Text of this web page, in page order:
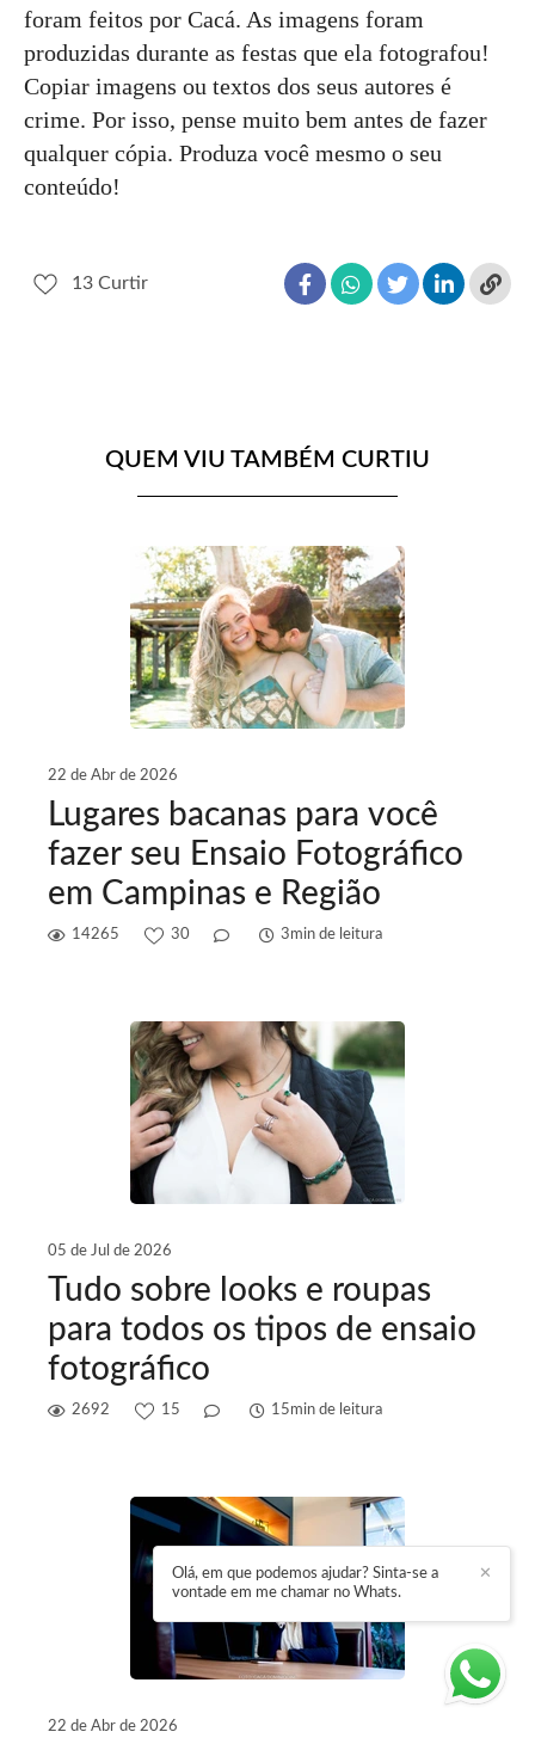
foram feitos por Cacá. As imagens foram
produzidas durante as festas que ela fotografou!
Copiar imagens ou textos dos seus autores é
crime. Por isso, pense muito bem antes de fazer
qualquer cópia. Produza você mesmo o seu
conteúdo!
13 Curtir
QUEM VIU TAMBÉM CURTIU
22 de Abr de 2026
Lugares bacanas para você
fazer seu Ensaio Fotográfico
em Campinas e Região
14265 30 3min de leitura
05 de Jul de 2026
Tudo sobre looks e roupas
para todos os tipos de ensaio
fotográfico
2692 15 15min de leitura
22 de Abr de 2026
✕
Olá, em que podemos ajudar? Sinta-se a
vontade em me chamar no Whats.